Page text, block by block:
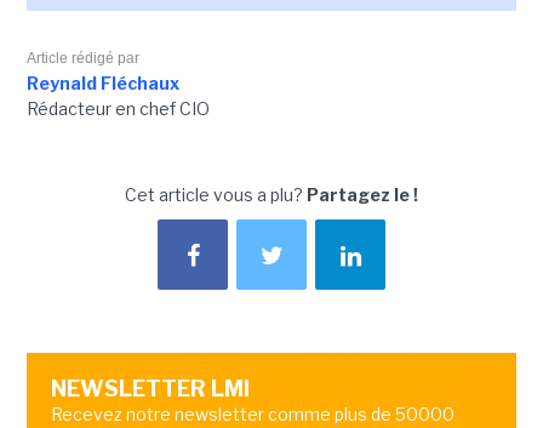
Article rédigé par
Reynald Fléchaux
Rédacteur en chef CIO
Cet article vous a plu? Partagez le !
NEWSLETTER LMI
Recevez notre newsletter comme plus de 50000